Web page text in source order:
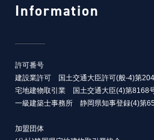
Information
許可番号
建設業許可 国土交通大臣許可(般-4)第
宅地建物取引業 国土交通大臣(4)第8168
一級建築士事務所 静岡県知事登録(4)第
加盟団体